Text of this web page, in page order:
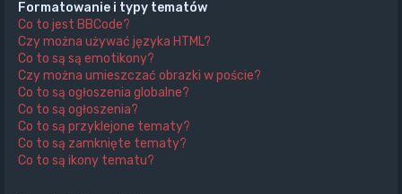
Formatowanie i typy tematów
Co to jest BBCode?
Czy można używać języka HTML?
Co to są są emotikony?
Czy można umieszczać obrazki w poście?
Co to są ogłoszenia globalne?
Co to są ogłoszenia?
Co to są przyklejone tematy?
Co to są zamknięte tematy?
Co to są ikony tematu?